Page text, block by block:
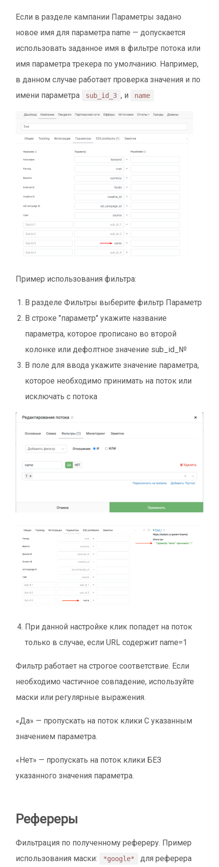
Если в разделе кампании Параметры задано
новое имя для параметра name — допускается
использовать заданное имя в фильтре потока или
имя параметра трекера по умолчанию. Например,
в данном случае работает проверка значения и по
имени параметра
sub_id_3 , и name
Пример использования фильтра:
В разделе Фильтры выберите фильтр Параметр
В строке "параметр" укажите название
параметра, которое прописано во второй
колонке или дефолтное значение sub_id_№
В поле для ввода укажите значение параметра,
которое необходимо принимать на поток или
исключать с потока
При данной настройке клик попадет на поток
только в случае, если URL содержит name=1
Фильтр работает на строгое соответствие. Если
необходимо частичное совпадение, используйте
маски или регулярные выражения.
«Да» — пропускать на поток клики С указанным
значением параметра.
«Нет» — пропускать на поток клики БЕЗ
указанного значения параметра.
Рефереры
Фильтрация по полученному рефереру. Пример
использования маски:
*google*
для реферера